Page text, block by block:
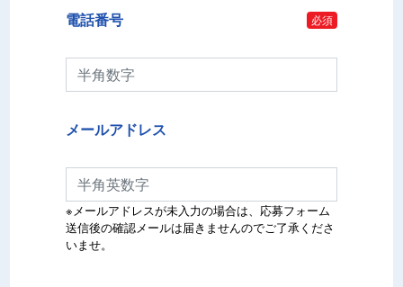
電話番号 必須
メールアドレス
※メールアドレスが未入力の場合は、応募フォーム
送信後の確認メールは届きませんのでご了承くださ
いませ。